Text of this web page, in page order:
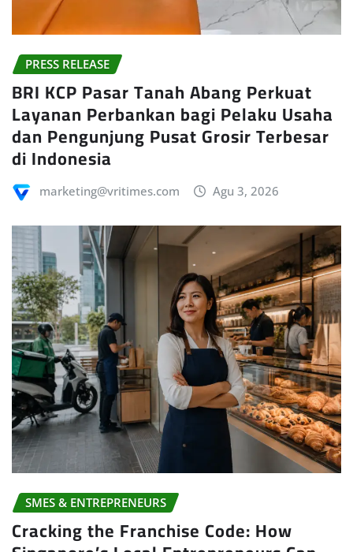
PRESS RELEASE
BRI KCP Pasar Tanah Abang Perkuat
Layanan Perbankan bagi Pelaku Usaha
dan Pengunjung Pusat Grosir Terbesar
di Indonesia
marketing@vritimes.com Agu 3, 2026
SMES & ENTREPRENEURS
Cracking the Franchise Code: How